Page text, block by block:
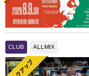
CLUB ALLMIX